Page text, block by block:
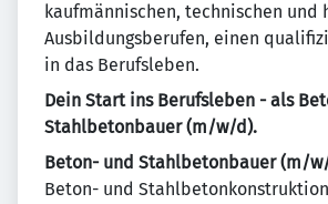
kaufmännischen, technischen und
Ausbildungsberufen, einen
in das Berufsleben.
Dein Start ins Berufsleben - als
Stahlbetonbauer (m/w/d).
Beton- und Stahlbetonbauer (m/
Beton- und